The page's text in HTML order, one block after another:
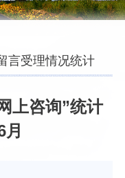
言受理情况统计
上咨询”统计
月